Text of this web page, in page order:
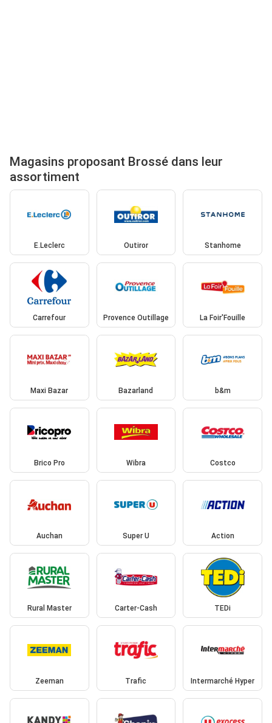
Magasins proposant Brossé dans leur
assortiment
E.Leclerc Outiror Stanhome
Carrefour Provence Outillage La Foir'Fouille
Maxi Bazar Bazarland b&m
Brico Pro Wibra Costco
Auchan Super U Action
Rural Master Carter-Cash TEDi
Zeeman Trafic Intermarché Hyper